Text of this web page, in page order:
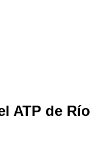
ATP de Río